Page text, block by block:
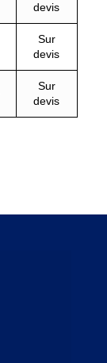
devis
Sur
devis
Sur
devis